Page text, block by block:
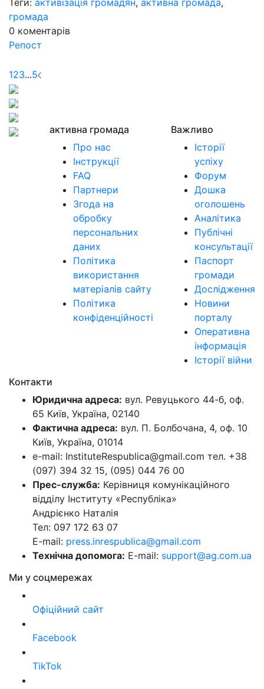
Теги: активізація громадян, активна громада,
громада
0 коментарів
Репост
123...5
активна громада
Про нас
Інструкції
FAQ
Партнери
Згода на
обробку
персональних
даних
Політика
використання
матеріалів сайту
Політика
конфіденційності
Важливо
Історії
успіху
Форум
Дошка
оголошень
Аналітика
Публічні
консультації
Паспорт
громади
Дослідження
Новини
порталу
Оперативна
інформація
Історії війни
Контакти
Юридична адреса: вул. Ревуцького 44-б, оф.
65 Київ, Україна, 02140
Фактична адреса: вул. П. Болбочана, 4, оф. 10
Київ, Україна, 01014
e-mail: InstituteRespublica@gmail.com тел. +38
(097) 394 32 15, (095) 044 76 00
Прес-служба: Керівниця комунікаційного
відділу Інституту «Республіка»
Андрієнко Наталія
Тел: 097 172 63 07
E-mail: press.inrespublica@gmail.com
Технічна допомога: E-mail: support@ag.com.ua
Ми у соцмережах
Офіційний сайт
Facebook
TikTok